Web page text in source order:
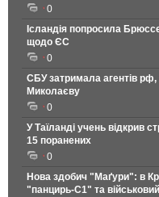
0
Ісландія попросила
щодо ЄС
0
СБУ затримала агентів рф,
Миколаєву
0
У Таїланді учень відкрив
15 поранених
0
Нова здобич "Маґури": в
"панцирь-С1" та